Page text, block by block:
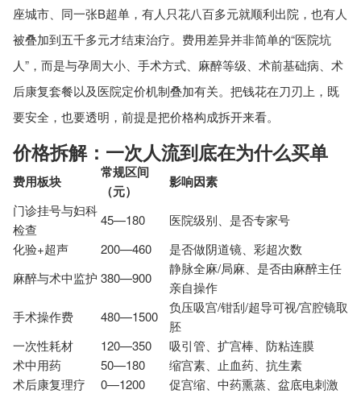
资讯 洛阳输卵管堵塞怎么治疗费用大概多少
资讯 输卵管堵塞是什么原因引起的有哪些表现
资讯 输卵管堵塞不能怀孕怎么办 有哪些治疗方
法
资讯 苏州输卵管堵塞治疗费用大概多少钱
座城市、同一张B超单，有人只花八百多元就顺利出院，也有人
被叠加到五千多元才结束治疗。费用差异并非简单的“医院坑
人”，而是与孕周大小、手术方式、麻醉等级、术前基础病、术
后康复套餐以及医院定价机制叠加有关。把钱花在刀刃上，既
要安全，也要透明，前提是把价格构成拆开来看。
价格拆解：一次人流到底在为什么买单
费用板块
常规区间
（元）
影响因素
门诊挂号与妇科
检查
45—180
医院级别、是否专家号
化验+超声
200—460
是否做阴道镜、彩超次数
麻醉与术中监护 380—900
静脉全麻/局麻、是否由麻醉主任
亲自操作
手术操作费
480—1500
负压吸宫/钳刮/超导可视/宫腔镜取
胚
一次性耗材
120—350
吸引管、扩宫棒、防粘连膜
术中用药
50—180
缩宫素、止血药、抗生素
术后康复理疗
0—1200
促宫缩、中药熏蒸、盆底电刺激